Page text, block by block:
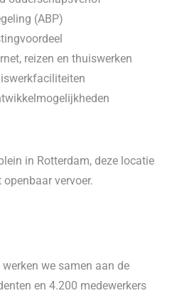
(ABP)
reizen en thuiswerken
in Rotterdam, deze locatie
vervoer.
we samen aan de
en 4.200 medewerkers